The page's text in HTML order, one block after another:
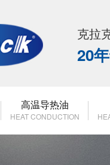
克拉
20
高温导热油
HEAT CONDUCTION